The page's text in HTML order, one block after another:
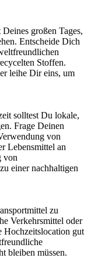
großen Tages,
Entscheide Dich
Stoffen.
leihe Dir eins, um
solltest Du lokale,
Frage Deinen
von
Lebensmittel an
von
einer nachhaltigen
zu
Verkehrsmittel oder
Hochzeitslocation gut
bleiben müssen.